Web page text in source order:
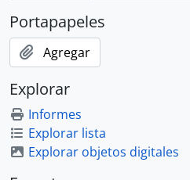
Portapapeles
Agregar
Explorar
Informes
Explorar lista
Explorar objetos digitales